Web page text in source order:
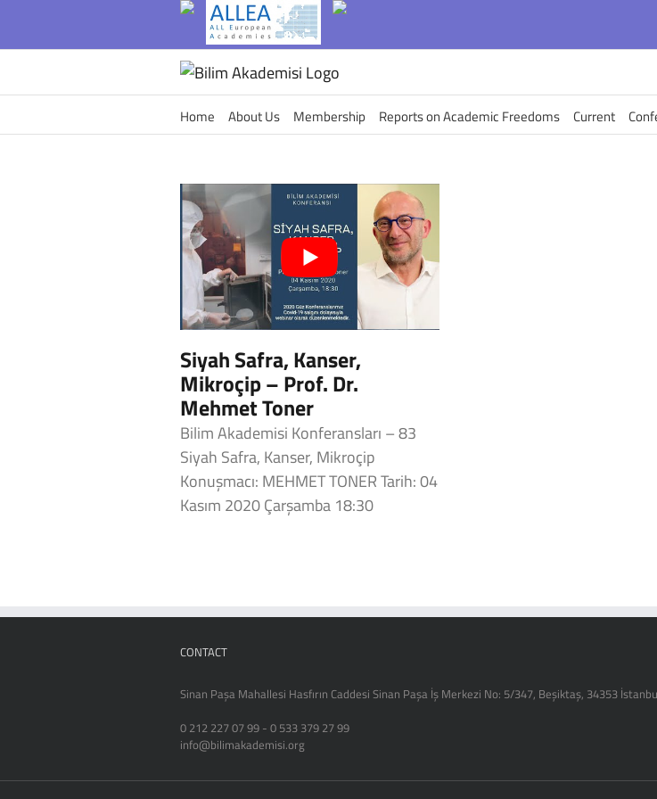
Home About Us Membership Reports on Academic Freedoms Current
Siyah Safra, Kanser,
Mikroçip – Prof. Dr.
Mehmet Toner
Bilim Akademisi Konferansları – 83
Siyah Safra, Kanser, Mikroçip
Konuşmacı: MEHMET TONER Tarih: 04
Kasım 2020 Çarşamba 18:30
CONTACT
Sinan Paşa Mahallesi Hasfırın Caddesi Sinan Paşa İş Merkezi No: 5/347, Beşiktaş, 34353
0 212 227 07 99 - 0 533 379 27 99
info@bilimakademisi.org